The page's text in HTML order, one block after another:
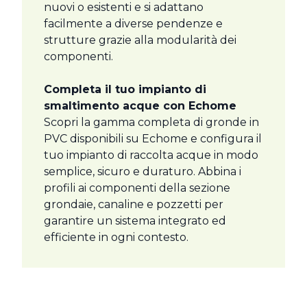
nuovi o esistenti e si adattano
facilmente a diverse pendenze e
strutture grazie alla modularità dei
componenti.
Completa il tuo impianto di
smaltimento acque con Echome
Scopri la gamma completa di gronde in
PVC disponibili su Echome e configura il
tuo impianto di raccolta acque in modo
semplice, sicuro e duraturo. Abbina i
profili ai componenti della sezione
grondaie, canaline e pozzetti per
garantire un sistema integrato ed
efficiente in ogni contesto.